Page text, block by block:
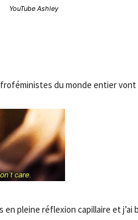
YouTube Ashley
du monde entier
pleine réflexion capillaire et